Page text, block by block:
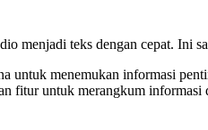
menjadi teks dengan cepat. Ini
untuk menemukan informasi
fitur untuk merangkum